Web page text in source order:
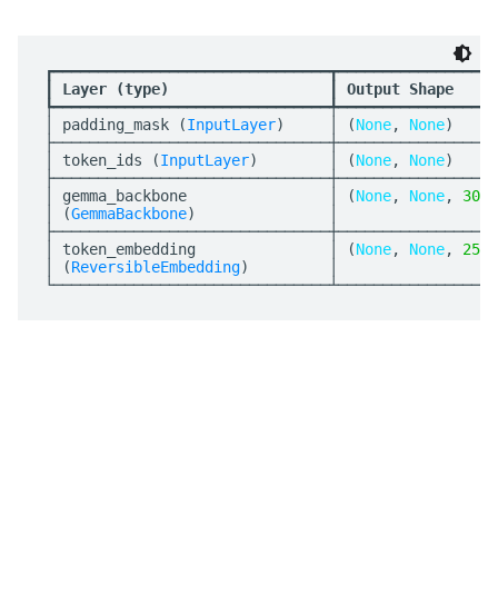
Layer (type)
Output
│ padding_mask (InputLayer)     │ (None, None)
│ token_ids (InputLayer)        │ (None, None)
│ gemma_backbone                │ (None, None, 3072
│ (GemmaBackbone)               │
│ token_embedding               │ (None, None,
│ (ReversibleEmbedding)         │